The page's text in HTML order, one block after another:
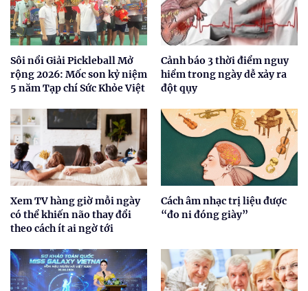
Sôi nổi Giải Pickleball Mở
rộng 2026: Mốc son kỷ niệm
5 năm Tạp chí Sức Khỏe Việt
Cảnh báo 3 thời điểm nguy
hiểm trong ngày dễ xảy ra
đột qụy
Xem TV hàng giờ mỗi ngày
có thể khiến não thay đổi
theo cách ít ai ngờ tới
Cách âm nhạc trị liệu được
“đo ni đóng giày”